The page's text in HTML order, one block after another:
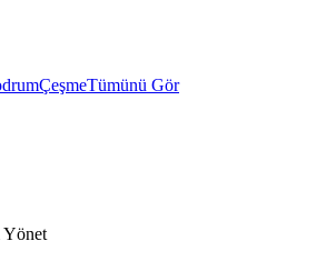
ÇeşmeTümünü Gör
Yönet